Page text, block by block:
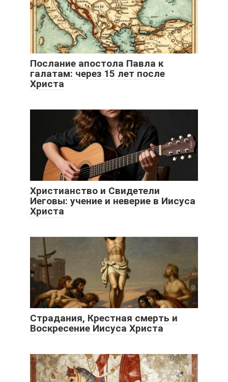
Послание апостола Павла к
галатам: через 15 лет после
Христа
Христианство и Свидетели
Иеговы: учение и неверие в Иисуса
Христа
Страдания, Крестная смерть и
Воскресение Иисуса Христа